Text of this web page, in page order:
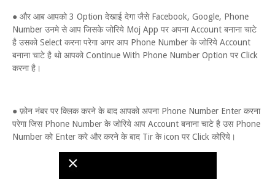
● और आब आपको 3 Option देखाई देगा जैसे Facebook, Google, Phone
Number उनमे से आप जिसके जोरिये Moj App पर अपना Account बनाना चाटे
है उसको Select करना परेगा अगर आप Phone Number के जोरिये Account
बनाना चाटे है थो आपको Continue With Phone Number Option पर Click
करना है।
● फ़ोन नंबर पर क्लिक करने के बाद आपको अपना Phone Number Enter करना
परेगा जिस Phone Number के जोरिये आप Account बनाना चाटे है उस Phone
Number को Enter करे और करने के बाद Tir के icon पर Click कोरिये।